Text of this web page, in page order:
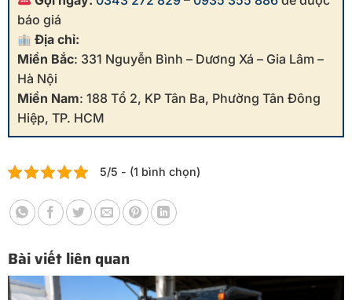
báo giá
Địa chỉ:
Miền Bắc: 331 Nguyễn Bình – Dương Xá – Gia Lâm –
Hà Nội
Miền Nam: 188 Tổ 2, KP Tân Ba, Phường Tân Đông
Hiệp, TP. HCM
5/5 - (1 bình chọn)
Bài viết liên quan